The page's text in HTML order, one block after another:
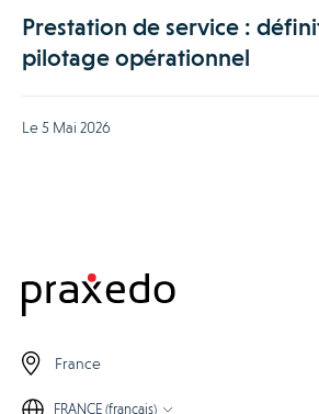
Prestation de service :
pilotage opérationnel
Le 5 Mai 2026
France
FRANCE (français)